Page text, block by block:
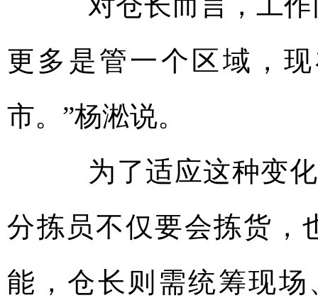
更多是管一个区域，
市。”杨淞说。
为了适应这种变化
分拣员不仅要会拣货，
能，仓长则需统筹现